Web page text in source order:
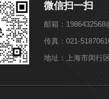
微信扫一扫
邮箱：
传真：021-
地址：上海市闵行